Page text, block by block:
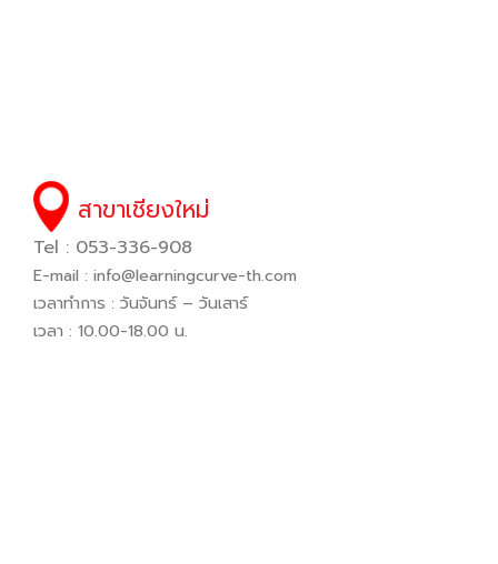
สาขาเชียงใหม่
Tel : 053-336-908
E-mail : info@learningcurve-th.com
เวลาทำการ : วันจันทร์ – วันเสาร์
เวลา : 10.00-18.00 น.